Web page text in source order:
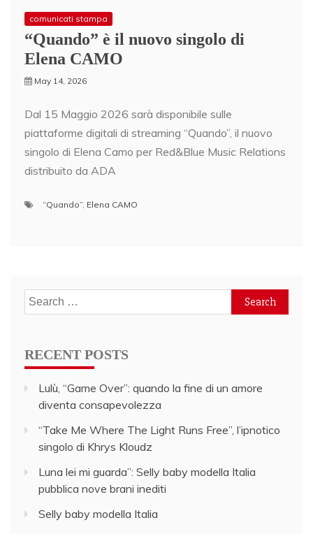
comunicati stampa
“Quando” è il nuovo singolo di
Elena CAMO
May 14, 2026
Dal 15 Maggio 2026 sarà disponibile sulle
piattaforme digitali di streaming “Quando”, il nuovo
singolo di Elena Camo per Red&Blue Music Relations
distribuito da ADA
“Quando” Elena CAMO
Search
for:
RECENT POSTS
Lulù, “Game Over”: quando la fine di un amore
diventa consapevolezza
“Take Me Where The Light Runs Free”, l’ipnotico
singolo di Khrys Kloudz
Luna lei mi guarda”: Selly baby modella Italia
pubblica nove brani inediti
Selly baby modella Italia